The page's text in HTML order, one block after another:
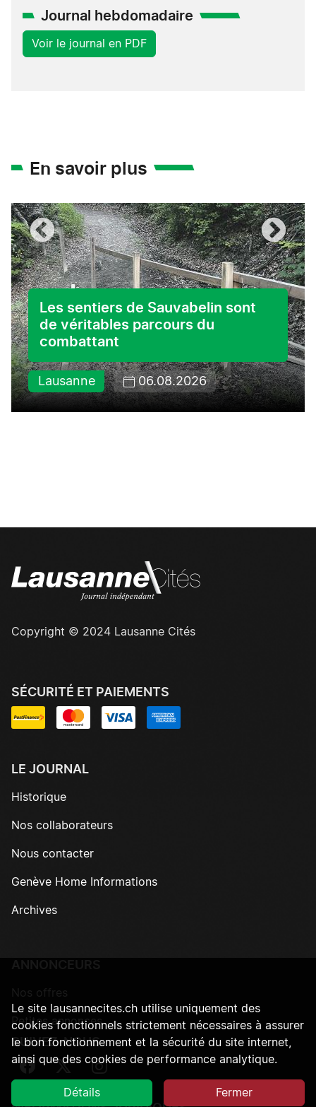
Journal hebdomadaire
Voir le journal en PDF
En savoir plus
Les sentiers de Sauvabelin sont
de véritables parcours du
combattant
Lausanne 06.08.2026
Copyright © 2024 Lausanne Cités
SÉCURITÉ ET PAIEMENTS
LE JOURNAL
Historique
Nos collaborateurs
Nous contacter
Genève Home Informations
Archives
Petites annonces
SUIVEZ-NOUS
Suivez-nous sur Facebook
Suivez-nous sur Twitter
Suivez-nous sur Instagram
Le site lausannecites.ch utilise uniquement des
cookies fonctionnels strictement nécessaires à assurer
le bon fonctionnement et la sécurité du site internet,
ainsi que des cookies de performance analytique.
Détails Fermer